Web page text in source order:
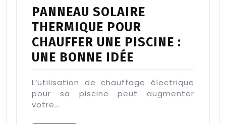
PANNEAU SOLAIRE
THERMIQUE POUR
CHAUFFER UNE PISCINE :
UNE BONNE IDÉE
L’utilisation de chauffage électrique
pour sa piscine peut augmenter
votre…